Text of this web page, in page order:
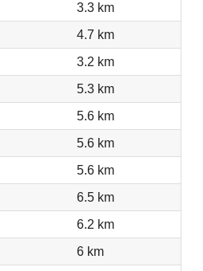
3.3 km
4.7 km
3.2 km
5.3 km
5.6 km
5.6 km
5.6 km
6.5 km
6.2 km
6 km